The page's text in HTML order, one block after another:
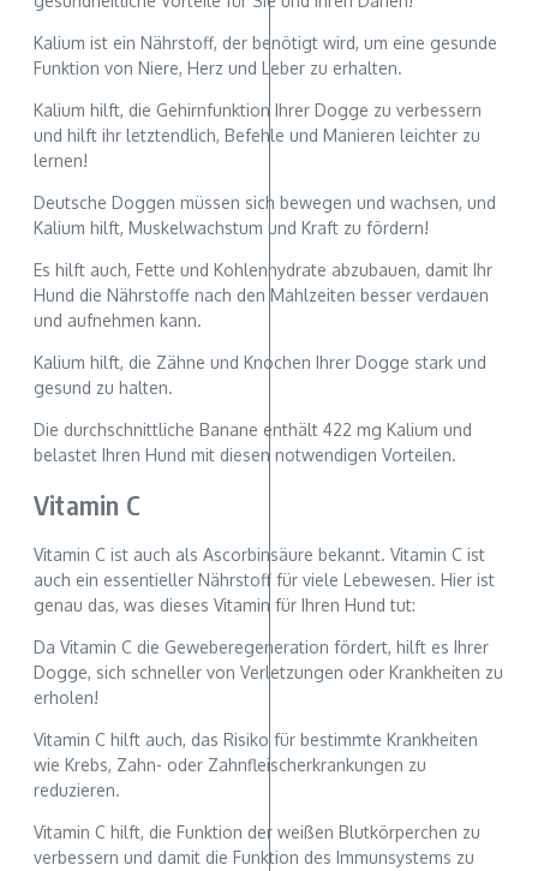
Kalium ist ein Nährstoff, der benötigt wird, um eine gesunde
Funktion von Niere, Herz und Leber zu erhalten.
Kalium hilft, die Gehirnfunktion Ihrer Dogge zu verbessern
und hilft ihr letztendlich, Befehle und Manieren leichter zu
lernen!
Deutsche Doggen müssen sich bewegen und wachsen, und
Kalium hilft, Muskelwachstum und Kraft zu fördern!
Es hilft auch, Fette und Kohlenhydrate abzubauen, damit Ihr
Hund die Nährstoffe nach den Mahlzeiten besser verdauen
und aufnehmen kann.
Kalium hilft, die Zähne und Knochen Ihrer Dogge stark und
gesund zu halten.
Die durchschnittliche Banane enthält 422 mg Kalium und
belastet Ihren Hund mit diesen notwendigen Vorteilen.
Vitamin C
Vitamin C ist auch als Ascorbinsäure bekannt. Vitamin C ist
auch ein essentieller Nährstoff für viele Lebewesen. Hier ist
genau das, was dieses Vitamin für Ihren Hund tut:
Da Vitamin C die Geweberegeneration fördert, hilft es Ihrer
Dogge, sich schneller von Verletzungen oder Krankheiten zu
erholen!
Vitamin C hilft auch, das Risiko für bestimmte Krankheiten
wie Krebs, Zahn- oder Zahnfleischerkrankungen zu
reduzieren.
Vitamin C hilft, die Funktion der weißen Blutkörperchen zu
verbessern und damit die Funktion des Immunsystems zu